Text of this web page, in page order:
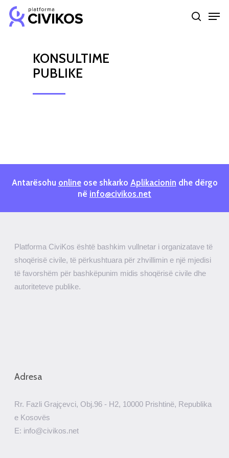
Skip
search
KONSULTIME
PUBLIKE
Antarësohu onlineose shkarko Aplikacionin dhe dërgo
në info@civikos.net
Platforma CiviKos është bashkim vullnetar i organizatave të
shoqërisë civile, të përkushtuara për zhvillimin e një mjedisi
të favorshëm për bashkëpunim midis shoqërisë civile dhe
autoriteteve publike.
Adresa
Rr. Fazli Grajçevci, Obj.96 - H2, 10000 Prishtinë, Republika
e Kosovës
E: info@civikos.net